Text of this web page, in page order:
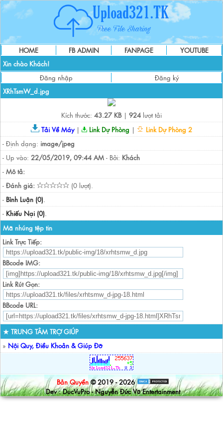
HOME FB ADMIN FANPAGE
YOUTUBE
Xin chào Khách!
Đăng nhập
Đăng ký
XRhTsmW_d.jpg
Kích thước: 43.27 KB| 924 lượt tải
Tải Về Máy| Link Dự Phòng |
Link Dự Phòng 2
- Định dạng: image/jpeg
- Up vào: 22/05/2019, 09:44 AM - Bởi: Khách
- Mô tả:
- Đánh giá:
(0 lượt).
- Bình Luận (0).
- Khiếu Nại (0).
Mã nhúng tệp tin
Link Trực Tiếp:
BBcode IMG:
Link Rút Gọn:
BBcode URL:
★ TRUNG TÂM TRỢ GIÚP
» Nội Quy, Điều Khoản & Giúp Đỡ
Bản Quyền © 2019 - 2026
Dev : DucVuPro - Nguyễn Đức Vũ Entertainment